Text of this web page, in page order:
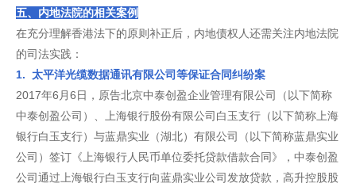
五、内地法院的相关案例
在充分理解香港法下的原则补正后，内地债权人还需关注内地法院
的司法实践：
1. 太平洋光缆数据通讯有限公司等保证合同纠纷案
2017年6月6日，原告北京中泰创盈企业管理有限公司（以下简称
中泰创盈公司）、上海银行股份有限公司白玉支行（以下简称上海
银行白玉支行）与蓝鼎实业（湖北）有限公司（以下简称蓝鼎实业
公司）签订《上海银行人民币单位委托贷款借款合同》，中泰创盈
公司通过上海银行白玉支行向蓝鼎实业公司发放贷款，高升控股股